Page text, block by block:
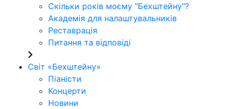
Скільки років моєму "Бехштейну"?
Академія для налаштувальників
Реставрація
Питання та відповіді
Світ «Бехштейну»
Піаністи
Концерти
Новини